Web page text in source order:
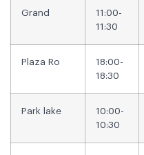
Grand
11:00-
11:30
Plaza Ro
18:00-
18:30
Park lake
10:00-
10:30